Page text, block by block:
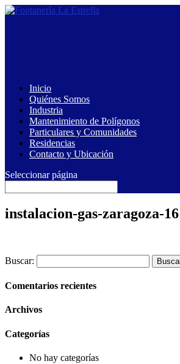
Inicio
Quiénes Somos
Industria
Mantenimiento de Polígonos
Particulares y Comunidades
Residencias
Contacto y Ubicación
Seleccionar página
instalacion-gas-zaragoza-16
Buscar:
Comentarios recientes
Archivos
Categorías
No hay categorías